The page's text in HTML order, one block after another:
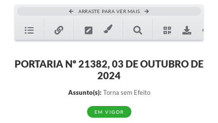
ARRASTE PARA VER MAIS
PORTARIA Nº 21382, 03 DE OUTUBRO DE
2024
Assunto(s): Torna sem Efeito
EM VIGOR